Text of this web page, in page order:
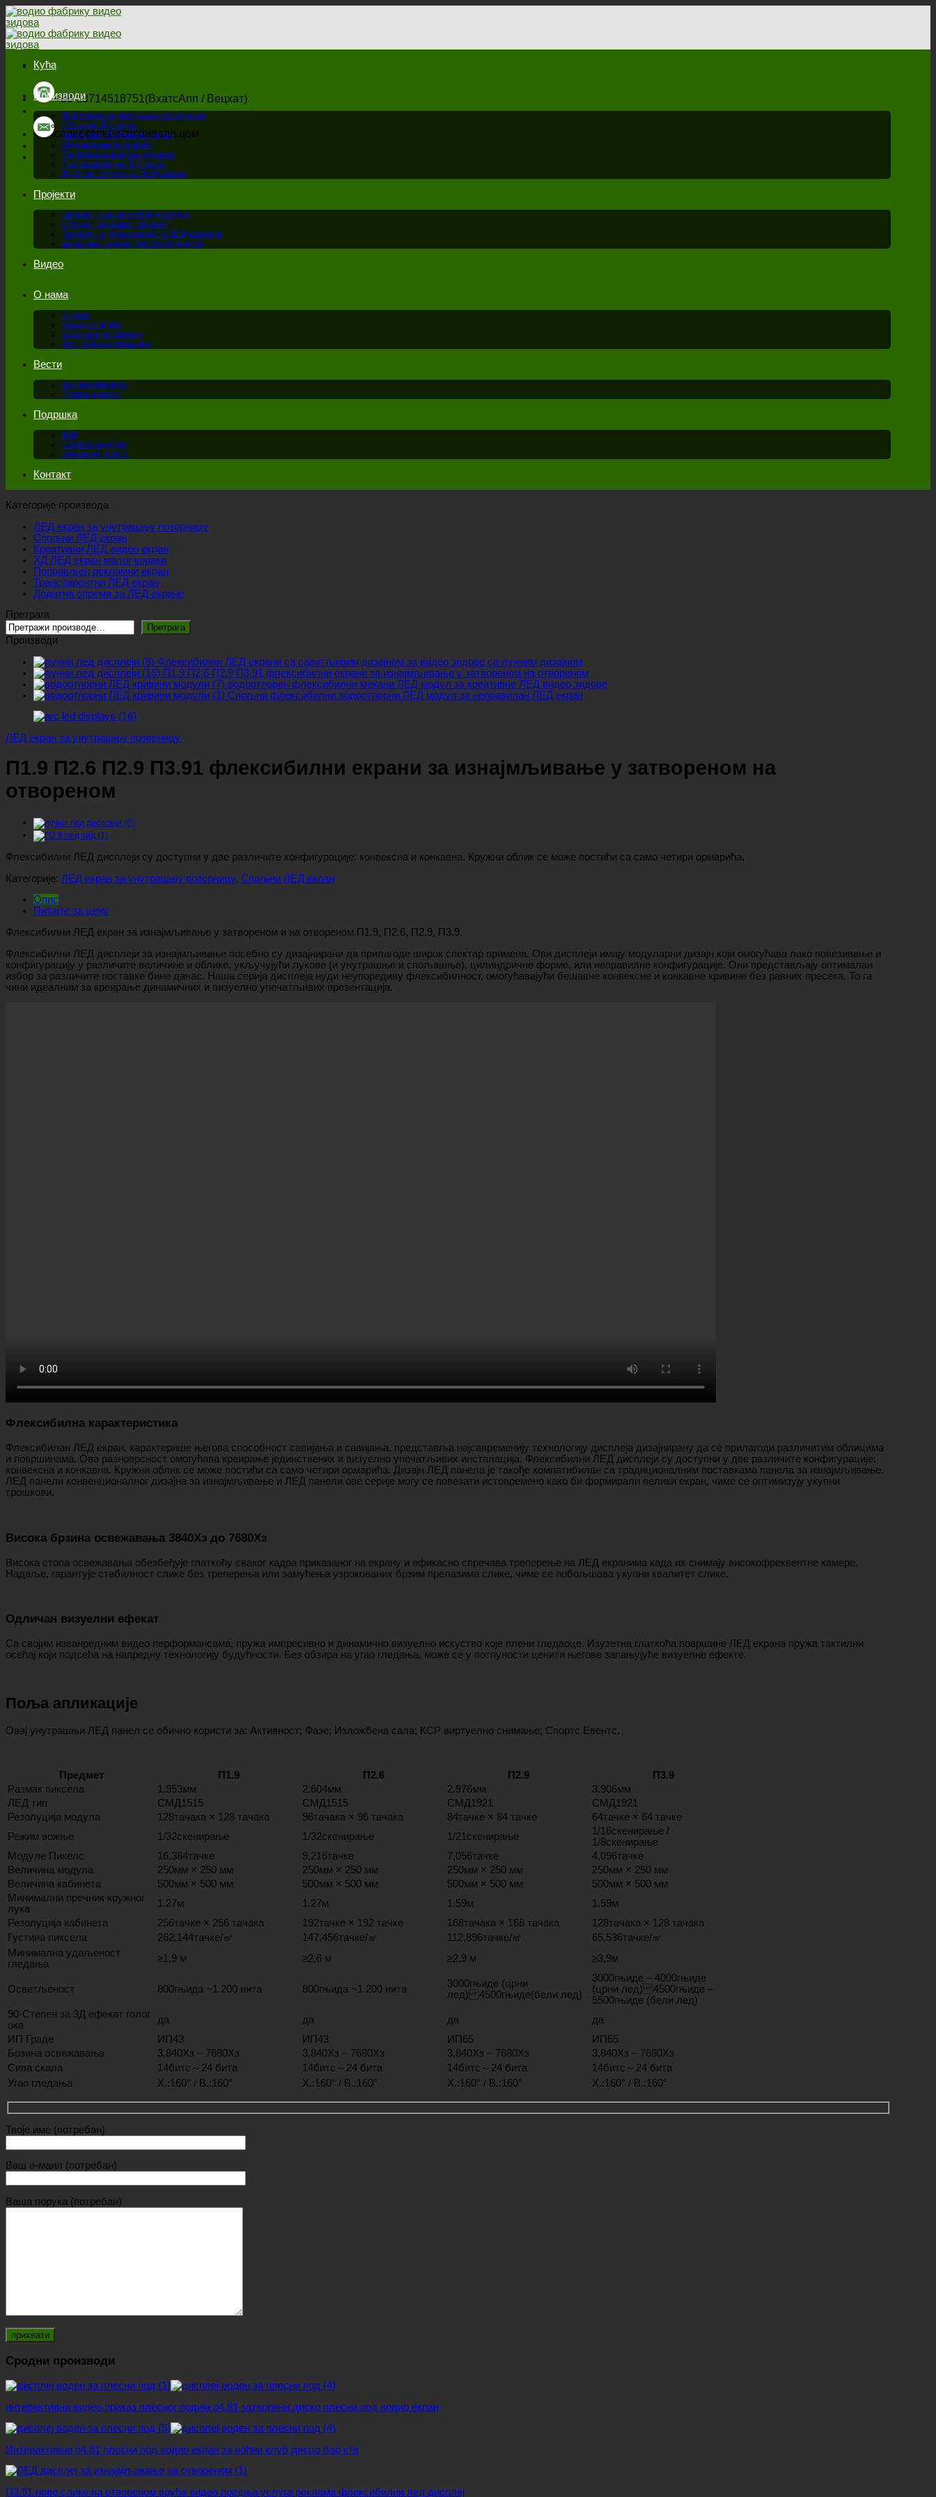
Пређи
на
садржај
+86 13714518751(ВхатсАпп / Вецхат)
салес@ледисплаивалл.цом
Кућа
Производи
ЛЕД екран за унутрашњу позорницу
Спољни ЛЕД екран
Креативни ЛЕД видео екран
ХД екран малог корака
Поправљен рекламни екран
Транспарентни ЛЕД екран
Додатна опрема за ЛЕД екране
Пројекти
пројекти сценских ЛЕД дисплеја
спољни рекламни пројекти
Пројекти зидова екрана са ЛЕД екраном
креативни вођени дисплеј пројекти
Видео
О нама
О нама
Наша историја
База за производњу
Част & Квалификације
Вести
Вести компаније
Тржишне вести
Подршка
ФАК
Служба за обуку
Интернет услуга
Контакт
Категорије производа
ЛЕД екран за унутрашњу позорницу
Спољни ЛЕД екран
Креативни ЛЕД видео екран
ХД ЛЕД екран малог корака
Поправљен рекламни екран
Транспарентни ЛЕД екран
Додатна опрема за ЛЕД екране
Претрага
Претрага
Производи
Флексибилни ЛЕД екрани са савитљивим дизајном за видео зидове са лучним дизајном
П1.9 П2.6 П2.9 П3.91 флексибилни екрани за изнајмљивање у затвореном на отвореном
водоотпоран флексибилни мекани ЛЕД модул за креативне ЛЕД видео зидове
Спољни флексибилни водоотпорни ЛЕД модул за неправилан ЛЕД екран
ЛЕД екран за унутрашњу позорницу
П1.9 П2.6 П2.9 П3.91 флексибилни екрани за изнајмљивање у затвореном на
отвореном
Флексибилни ЛЕД дисплеји су доступни у две различите конфигурације: конвексна и конкавна. Кружни облик се може постићи са само четири ормарића.
Категорије: ЛЕД екран за унутрашњу позорницу, Спољни ЛЕД екран
Опис
Питајте за цену
Флексибилни ЛЕД екран за изнајмљивање у затвореном и на отвореном П1.9, П2.6, П2.9, П3.9.
Флексибилни ЛЕД дисплеји за изнајмљивање посебно су дизајнирани да прилагоде широк спектар примена. Ови дисплеји имају модуларни дизајн који омогућава лако повезивање и
конфигурацију у различите величине и облике, укључујући лукове (и унутрашње и спољашње), цилиндричне форме, или неправилне конфигурације. Они представљају оптималан
избор за различите поставке бине данас. Наша серија дисплеја нуди неупоредиву флексибилност, омогућавајући бешавне конвексне и конкавне кривине без равних пресека. То га
чини идеалним за креирање динамичних и визуелно упечатљивих презентација.
Флексибилна карактеристика
Флексибилан ЛЕД екран, карактерише његова способност савијања и савијања, представља најсавременију технологију дисплеја дизајнирану да се прилагоди различитим облицима
и површинама. Ова разноврсност омогућава креирање јединствених и визуелно упечатљивих инсталација. Флексибилни ЛЕД дисплеји су доступни у две различите конфигурације:
конвексна и конкавна. Кружни облик се може постићи са само четири ормарића. Дизајн ЛЕД панела је такође компатибилан са традиционалним поставкама панела за изнајмљивање.
ЛЕД панели конвенционалног дизајна за изнајмљивање и ЛЕД панели ове серије могу се повезати истовремено како би формирали велики екран, чиме се оптимизују укупни
трошкови.
Висока брзина освежавања 3840Хз до 7680Хз
Висока стопа освежавања обезбеђује глаткоћу сваког кадра приказаног на екрану и ефикасно спречава треперење на ЛЕД екранима када их снимају високофреквентне камере.
Надаље, гарантује стабилност слике без треперења или замућења узрокованих брзим прелазима слике, чиме се побољшава укупни квалитет слике.
Одличан визуелни ефекат
Са својим изванредним видео перформансама, пружа импресивно и динамично визуелно искуство које плени гледаоце. Изузетна глаткоћа површине ЛЕД екрана пружа тактилни
осећај који подсећа на напредну технологију будућности. Без обзира на угао гледања, може се у потпуности ценити његове запањујуће визуелне ефекте.
Поља апликације
Овај унутрашњи ЛЕД панел се обично користи за: Активност; Фазе; Изложбена сала; КСР виртуелно снимање; Спортс Евентс.
Предмет П1.9 П2.6 П2.9
П3.9
Размак пиксела
1.953мм 2.604мм 2.976мм
3.906мм
ЛЕД тип
СМД1515 СМД1515 СМД1921
СМД1921
Резолуција модула
128тачака × 128 тачака 96тачака × 96 тачака 84тачке × 84 тачке
64тачке × 64 тачке
Режим вожње
1/32скенирање 1/32скенирање 1/21скенирање
1/16скенирање /
1/8скенирање
Модуле Пикелс
16,384тачке 9,216тачке 7,056тачке
4,096тачке
Величина модула
250мм × 250 мм 250мм × 250 мм 250мм × 250 мм
250мм × 250 мм
Величина кабинета
500мм × 500 мм 500мм × 500 мм 500мм × 500 мм
500мм × 500 мм
Минимални пречник кружног
лука
1.27м 1.27м 1.59м
1.59м
Резолуција кабинета
256тачке × 256 тачака 192тачке × 192 тачке 168тачака × 168 тачака
128тачака × 128 тачака
Густина пиксела
262,144тачке/㎡ 147,456тачке/㎡ 112,896тачке/㎡
65,536тачке/㎡
Минимална удаљеност
гледања
≥1,9 м ≥2,6 м ≥2,9 м ≥3,9м
Осветљеност 800гњида ~1.200 нита 800гњида ~1.200 нита
3000гњиде (црни
лед) 4500гњиде(бели лед)
3000гњиде – 4000гњиде
(црни лед) 4500гњиде –
5500гњиде (бели лед)
90-Степен за 3Д ефекат голог
ока
да да да
да
ИП Граде
ИП43 ИП43 ИП65
ИП65
Брзина освежавања
3,840Хз – 7680Хз 3,840Хз – 7680Хз 3,840Хз – 7680Хз
3,840Хз – 7680Хз
Сива скала
14битс～24 бита 14битс～24 бита 14битс～24 бита
14битс～24 бита
Угао гледања
Х.:160° / В.:160° Х.:160° / В.:160° Х.:160° / В.:160° Х.:160° / В.:160°
Твоје име (потребан)
Ваш е-маил (потребан)
Ваша порука (потребан)
Сродни производи
интерактивни видео приказ плесног подија п4.81 затворени диско плесни под водио екран
Интерактивни п4.81 плесни под водио екран за ноћни клуб дисцо бар ктв
П3.91 нове слике на отвореном вруће видео предња услуга реклама флексибилни лед дисплеј